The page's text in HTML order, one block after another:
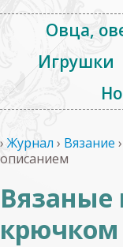
Овца,
Игрушки
› Журнал › Вязание ›
описанием
Вязаные
крючком